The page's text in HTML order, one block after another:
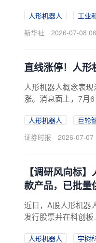
0%，工业和信息化
良好生态是人工智
人形机器人
工业
新华社
2026-07-08
直线涨停！人形
人形机器人概念表
涨。消息面上，7月
息显示，宇树科技
限公司首次公开发
人形机器人
巨轮
证券时报
2026-07-07
【调研风向标
款产品，已批量
近日，A股人形机器
发行股票并在科创
发区举行，主题为“
人形机器人
宇树